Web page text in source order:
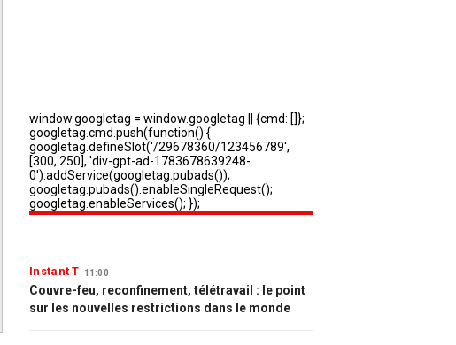
Instant T 11:00
Couvre-feu, reconfinement, télétravail : le point
sur les nouvelles restrictions dans le monde